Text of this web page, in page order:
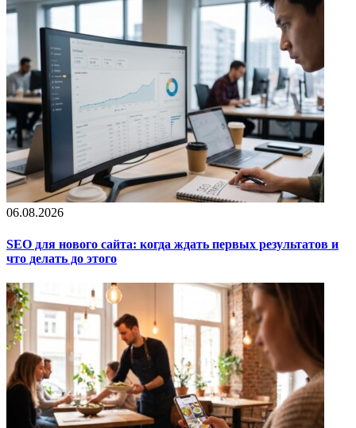
06.08.2026
SEO для нового сайта: когда ждать первых результатов и
что делать до этого